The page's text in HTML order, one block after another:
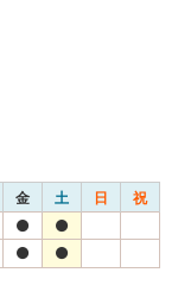
金 土 日 祝